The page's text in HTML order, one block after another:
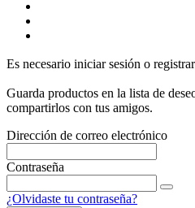
Es necesario iniciar sesión o
Guarda productos en la lista de
compartirlos con tus amigos.
Dirección de correo electrónico
Contraseña
¿Olvidaste tu contraseña?